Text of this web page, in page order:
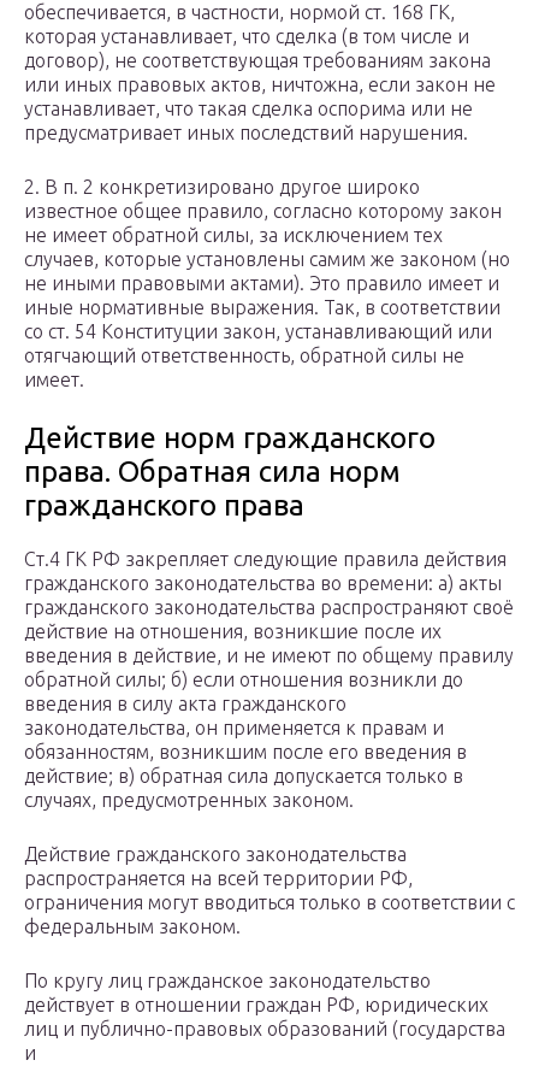
обеспечивается, в частности, нормой ст. 168 ГК,
которая устанавливает, что сделка (в том числе и
договор), не соответствующая требованиям закона
или иных правовых актов, ничтожна, если закон не
устанавливает, что такая сделка оспорима или не
предусматривает иных последствий нарушения.
2. В п. 2 конкретизировано другое широко
известное общее правило, согласно которому закон
не имеет обратной силы, за исключением тех
случаев, которые установлены самим же законом (но
не иными правовыми актами). Это правило имеет и
иные нормативные выражения. Так, в соответствии
со ст. 54 Конституции закон, устанавливающий или
отягчающий ответственность, обратной силы не
имеет.
Действие норм гражданского
права. Обратная сила норм
гражданского права
Ст.4 ГК РФ закрепляет следующие правила действия
гражданского законодательства во времени: а) акты
гражданского законодательства распространяют своё
действие на отношения, возникшие после их
введения в действие, и не имеют по общему правилу
обратной силы; б) если отношения возникли до
введения в силу акта гражданского
законодательства, он применяется к правам и
обязанностям, возникшим после его введения в
действие; в) обратная сила допускается только в
случаях, предусмотренных законом.
Действие гражданского законодательства
распространяется на всей территории РФ,
ограничения могут вводиться только в соответствии с
федеральным законом.
По кругу лиц гражданское законодательство
действует в отношении граждан РФ, юридических
лиц и публично-правовых образований (государства
и